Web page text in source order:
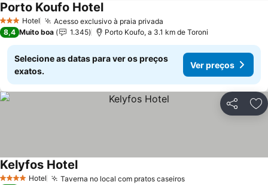
3 EstrelasHotel Acesso exclusivo à praia privada
Porto Koufo Hotel
8,4 Muito boa 1.345 Porto Koufo, a 3.1 km de Toroni
Selecione as datas para ver os preços
exatos.
Ver preços
Partilhar
4 EstrelasHotel Taverna no local com pratos caseiros
Kelyfos Hotel